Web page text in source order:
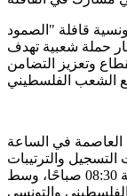
قافلة "الصمود
حملة شعبية تهدف
وتعزيز التضامن
في الساعة
التسجيل والترتيبات
اللوجستية. انطلقت القافلة فعليًا عند الساعة 08:30 صباحًا، وسط